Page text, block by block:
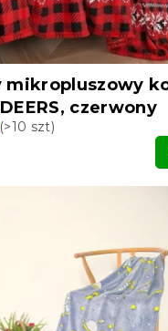
mikropluszowy
DEERS, czerwony
(>10 szt)